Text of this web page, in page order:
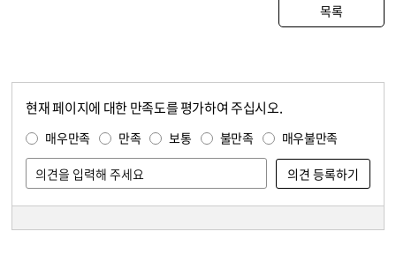
목록
현재 페이지에 대한 만족도를 평가하여 주십시오.
매우만족 만족 보통 불만족 매우불만족